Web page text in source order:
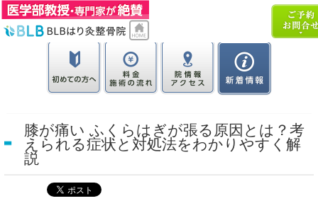
膝が痛い ふくらはぎが張る原因とは？考
えられる症状と対処法をわかりやすく解
説